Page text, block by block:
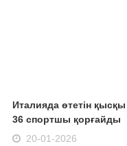
Италияда өтетін
36 спортшы қорғайды
20-01-2026